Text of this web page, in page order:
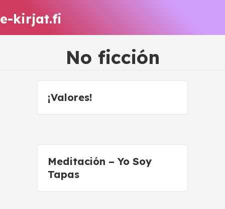
e-kirjat.fi
No ficción
¡Valores!
Meditación – Yo Soy
Tapas